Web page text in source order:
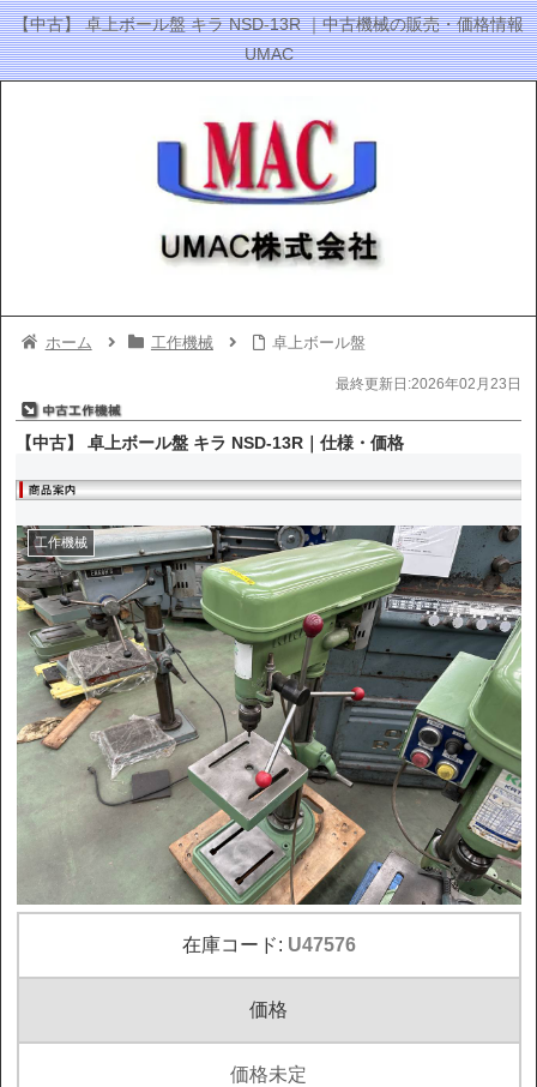
【中古】 卓上ボール盤 キラ NSD-13R ｜中古機械の販売・価格情報
UMAC
ホーム 工作機械 卓上ボール盤
最終更新日:2026年02月23日
【中古】 卓上ボール盤 キラ NSD-13R｜仕様・価格
工作機械
在庫コード: U47576
価格
価格未定